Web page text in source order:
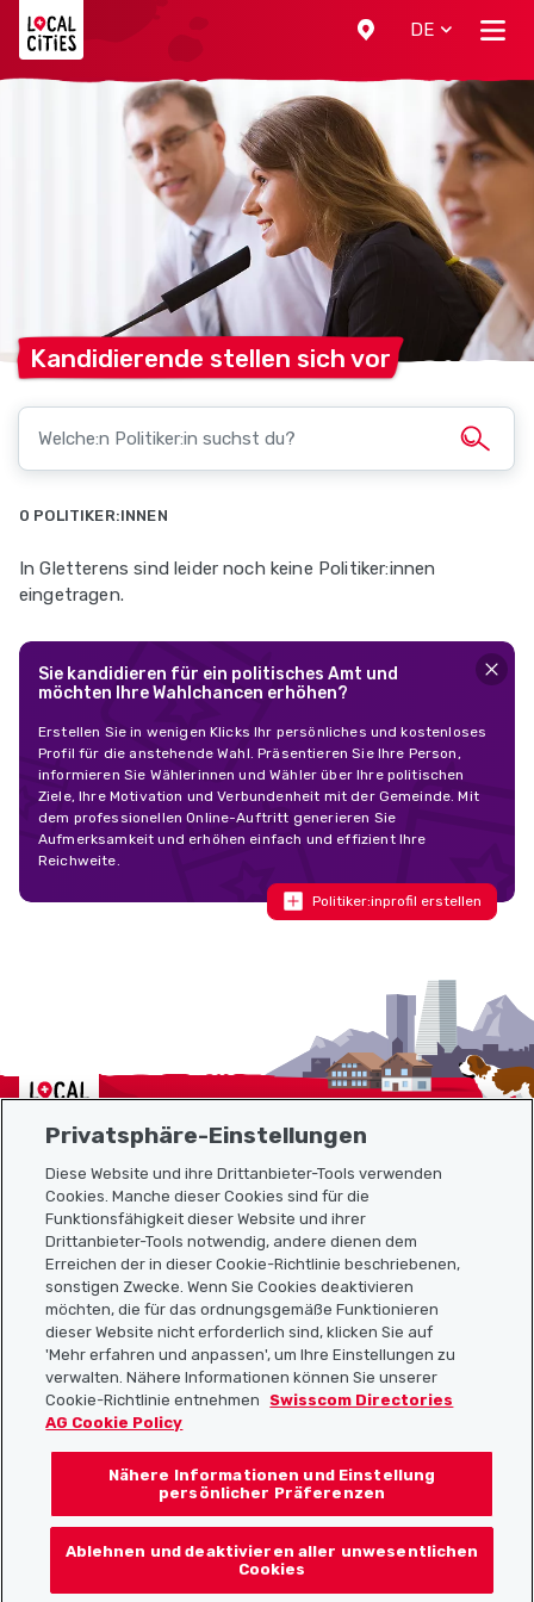
DE
Kandidierende stellen sich vor
0 POLITIKER:INNEN
In Gletterens sind leider noch keine Politiker:innen
eingetragen.
Sie kandidieren für ein politisches Amt und
möchten Ihre Wahlchancen erhöhen?
Erstellen Sie in wenigen Klicks Ihr persönliches und kostenloses
Profil für die anstehende Wahl. Präsentieren Sie Ihre Person,
informieren Sie Wählerinnen und Wähler über Ihre politischen
Ziele, Ihre Motivation und Verbundenheit mit der Gemeinde. Mit
dem professionellen Online-Auftritt generieren Sie
Aufmerksamkeit und erhöhen einfach und effizient Ihre
Reichweite.
Politiker:inprofil erstellen
Localcities
Sitemap
Nützliche Links
Localcities App herunterladen
Folgt uns auf:
Privatsphäre-Einstellungen
Diese Website und ihre Drittanbieter-Tools verwenden
Cookies. Manche dieser Cookies sind für die
Funktionsfähigkeit dieser Website und ihrer
Drittanbieter-Tools notwendig, andere dienen dem
Erreichen der in dieser Cookie-Richtlinie beschriebenen,
sonstigen Zwecke. Wenn Sie Cookies deaktivieren
möchten, die für das ordnungsgemäße Funktionieren
dieser Website nicht erforderlich sind, klicken Sie auf
'Mehr erfahren und anpassen', um Ihre Einstellungen zu
verwalten. Nähere Informationen können Sie unserer
Cookie-Richtlinie entnehmen
Swisscom Directories
AG Cookie Policy
Nähere Informationen und Einstellung
persönlicher Präferenzen
Ablehnen und deaktivieren aller unwesentlichen
Cookies